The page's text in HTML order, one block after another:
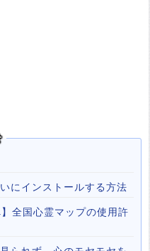
にインストールする方法
全国心霊マップの使用許